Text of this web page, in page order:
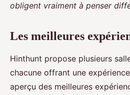
obligent vraiment à penser
Les meilleures
Hinthunt propose plusieurs
chacune offrant une
aperçu des meilleures